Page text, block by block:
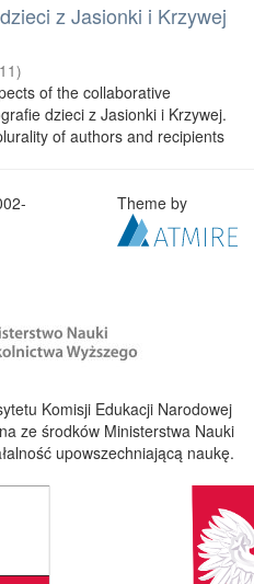
z Jasionki i Krzywej
)
of the collaborative
dzieci z Jasionki i Krzywej.
of authors and recipients
Theme by
Komisji Edukacji Narodowej
ze środków Ministerstwa Nauki
upowszechniającą naukę.